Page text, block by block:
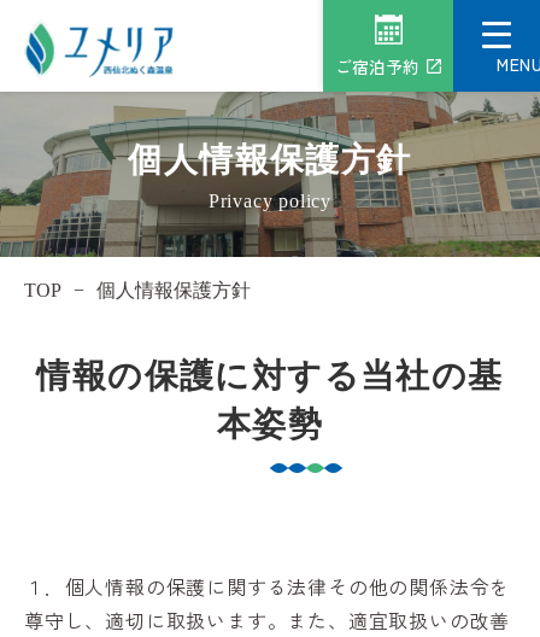
ご宿泊予約
個人情報保護方針
Privacy policy
TOP − 個人情報保護方針
情報の保護に対する当社の基
本姿勢
１．個人情報の保護に関する法律その他の関係法令を
尊守し、適切に取扱います。また、適宜取扱いの改善